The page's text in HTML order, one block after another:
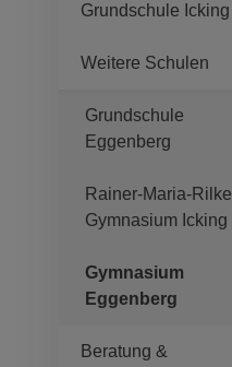
Grundschule Icking
Weitere Schulen
Grundschule
Eggenberg
Rainer-Maria-Rilke
Gymnasium Icking
Gymnasium
Eggenberg
Beratung &